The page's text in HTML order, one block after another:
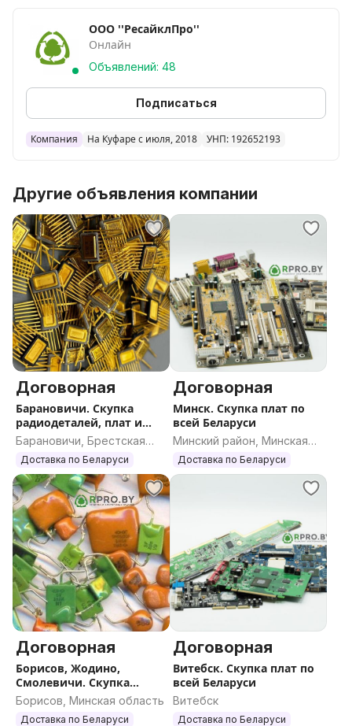
металлических рамок и экранов, планшетов,
смартфонов и других мобильных устройств;
• печатные платы, RAM с позолоченными или
посеребренными выводами и т.д.
Работаем по лучшим условиям и выгодным ценам.
Ресайкл Про - с нами надежно!
УНП 192652193
ООО ''РесайклПро''
Онлайн
Объявлений: 48
Подписаться
Компания На Куфаре с июля, 2018 УНП: 192652193
Другие объявления компании
Договорная
Барановичи. Скупка
радиодеталей, плат и
катализаторов по всей
РБ
Барановичи, Брестская
область
Доставка по Беларуси
Договорная
Минск. Скупка плат по
всей Беларуси
Минский район, Минская
область
Доставка по Беларуси
Договорная
Борисов, Жодино,
Смолевичи. Скупка
радиодеталей по всей
Беларуси
Борисов, Минская область
Доставка по Беларуси
Договорная
Витебск. Скупка плат по
всей Беларуси
Витебск
Доставка по Беларуси